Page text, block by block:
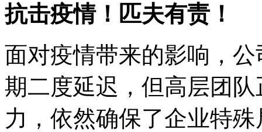
抗击疫情！匹夫有责！
面对疫情带来的影响，
期二度延迟，但高层团
力，依然确保了企业特